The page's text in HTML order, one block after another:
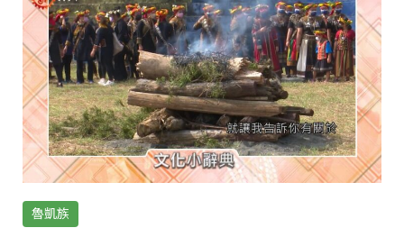
魯凱族